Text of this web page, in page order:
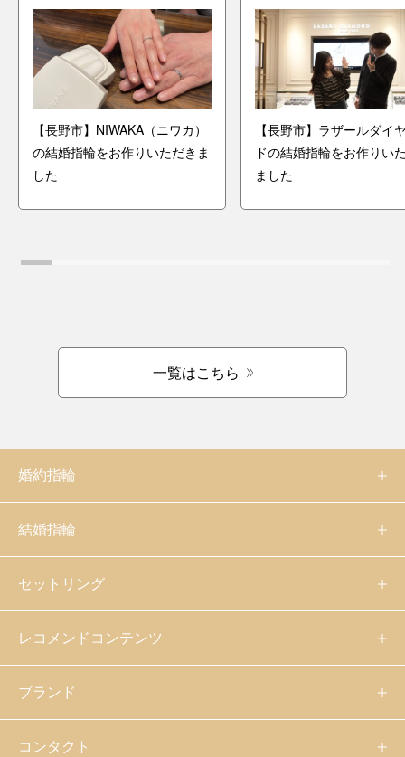
【長野市】NIWAKA（ニワカ）
の結婚指輪をお作りいただきま
した
【長野市】ラザールダイ
ドの結婚指輪をお作りい
ました
一覧はこちら
婚約指輪
結婚指輪
セットリング
レコメンドコンテンツ
ブランド
コンタクト